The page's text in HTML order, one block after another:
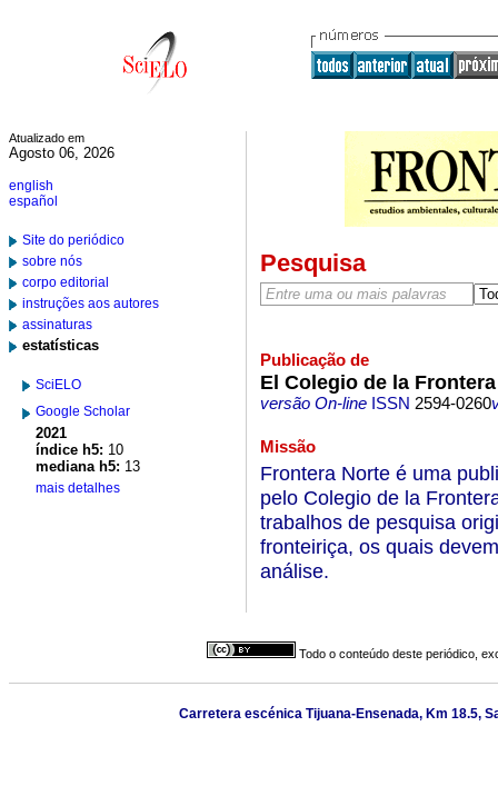
Atualizado em
Agosto 06, 2026
english
español
Site do periódico
sobre nós
corpo editorial
instruções aos autores
assinaturas
estatísticas
SciELO
Google Scholar
2021
índice h5: 10
mediana h5: 13
mais detalhes
Pesquisa
Publicação de
El Colegio de la
versão On-lineISSN 2594-0260
Missão
Frontera Norte é uma
pelo Colegio de la
trabalhos de pesquisa
fronteiriça, os quais
análise.
Todo o conteúdo deste periódico,
Carretera escénica Tijuana-Ensenada, Km 18.5,